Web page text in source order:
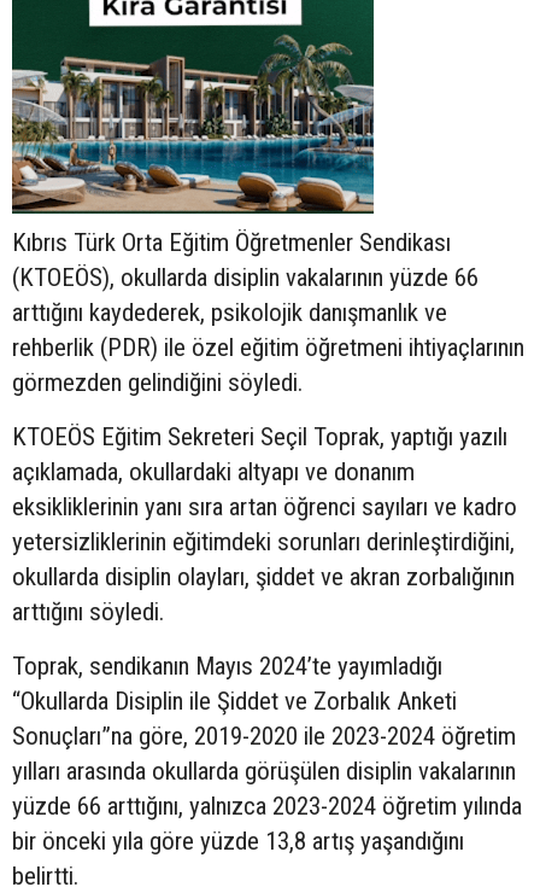
Kıbrıs Türk Orta Eğitim Öğretmenler Sendikası
(KTOEÖS), okullarda disiplin vakalarının yüzde 66
arttığını kaydederek, psikolojik danışmanlık ve
rehberlik (PDR) ile özel eğitim öğretmeni ihtiyaçlarının
görmezden gelindiğini söyledi.
KTOEÖS Eğitim Sekreteri Seçil Toprak, yaptığı yazılı
açıklamada, okullardaki altyapı ve donanım
eksikliklerinin yanı sıra artan öğrenci sayıları ve kadro
yetersizliklerinin eğitimdeki sorunları derinleştirdiğini,
okullarda disiplin olayları, şiddet ve akran zorbalığının
arttığını söyledi.
Toprak, sendikanın Mayıs 2024’te yayımladığı
“Okullarda Disiplin ile Şiddet ve Zorbalık Anketi
Sonuçları”na göre, 2019-2020 ile 2023-2024 öğretim
yılları arasında okullarda görüşülen disiplin vakalarının
yüzde 66 arttığını, yalnızca 2023-2024 öğretim yılında
bir önceki yıla göre yüzde 13,8 artış yaşandığını
belirtti.